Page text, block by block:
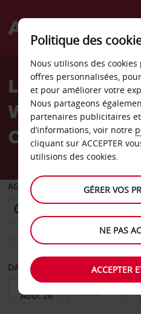
Welcome
AvisLocation de
Washington
Connecticut
AGENCE DE DÉPART
Sélectionnez une autre
DATE DE DÉPART
Politique des
Nous utilisons des
offres personnalisées,
et pour améliorer votre
Nous partageons
partenaires publicitaires
d’informations, voir notre
cliquant sur ACCEPTER
utilisions des cookies.
GÉRER VOS
NE PAS
ACCEPTER